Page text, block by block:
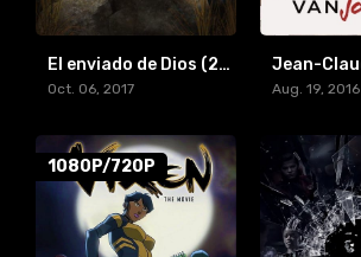
El enviado de Dios (2017) [BR-RIP] [HD-1080p]
Oct. 06, 2017 Aug. 19, 2016
1080P/720P